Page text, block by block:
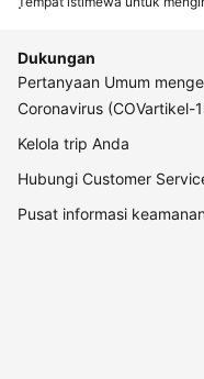
Dukungan
Pertanyaan Umum
Coronavirus (COVartikel-
Kelola trip Anda
Hubungi Customer
Pusat informasi